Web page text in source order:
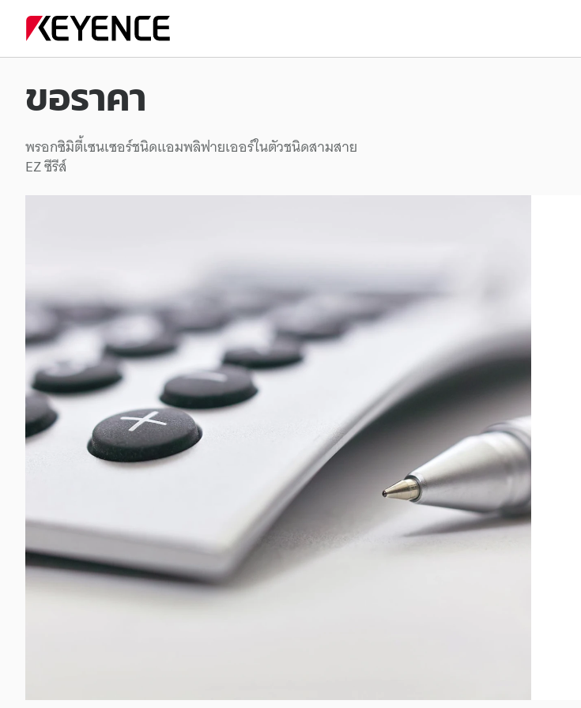
ขอราคา
พรอกซิมิตี้เซนเซอร์ชนิดแอมพลิฟายเออร์ในตัวชนิดสามสาย
EZ ซีรีส์